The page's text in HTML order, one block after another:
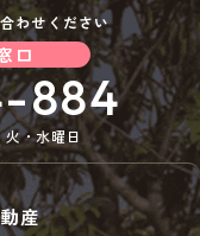
わせください
口
884
火・水曜日
産